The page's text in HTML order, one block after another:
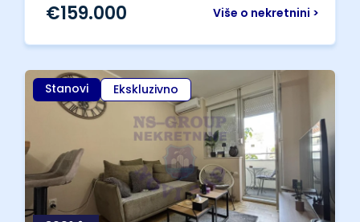
Više o nekretnini >
€159.000
Stanovi Ekskluzivno